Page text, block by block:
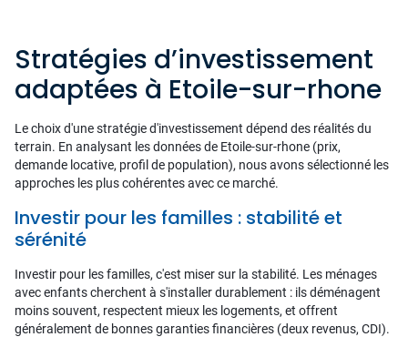
Stratégies d’investissement
adaptées à Etoile-sur-rhone
Le choix d'une stratégie d'investissement dépend des réalités du
terrain. En analysant les données de Etoile-sur-rhone (prix,
demande locative, profil de population), nous avons sélectionné les
approches les plus cohérentes avec ce marché.
Investir pour les familles : stabilité et
sérénité
Investir pour les familles, c'est miser sur la stabilité. Les ménages
avec enfants cherchent à s'installer durablement : ils déménagent
moins souvent, respectent mieux les logements, et offrent
généralement de bonnes garanties financières (deux revenus, CDI).